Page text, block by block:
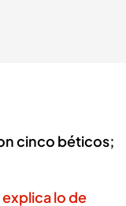
cinco béticos;
lo de